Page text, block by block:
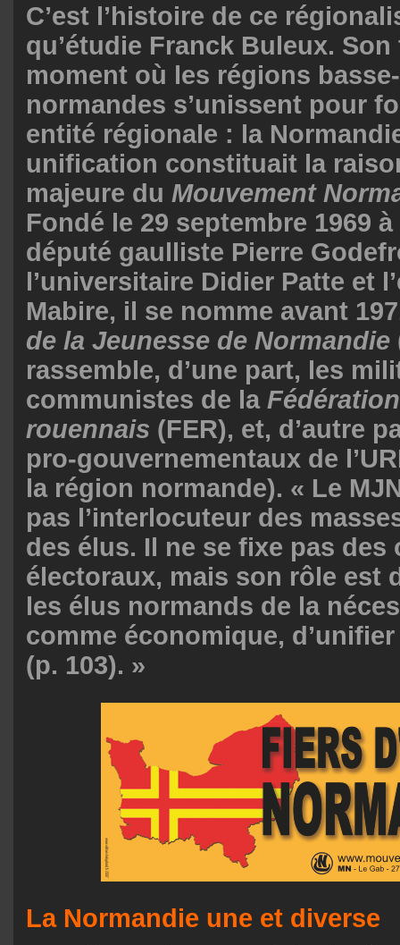
C’est l’histoire de ce
qu’étudie Franck Buleux.
moment où les régions
normandes s’unissent pour
entité régionale : la
unification constituait la
majeure du Mouvement
Fondé le 29 septembre 1969
député gaulliste Pierre
l’universitaire Didier Patte et
Mabire, il se nomme avant
de la Jeunesse de Normandie
rassemble, d’une part, les
communistes de la
rouennais (FER), et, d’autre
pro-gouvernementaux de
la région normande). « Le
pas l’interlocuteur des
des élus. Il ne se fixe pas des
électoraux, mais son rôle est
les élus normands de la
comme économique,
(p. 103). »
La Normandie une et diverse